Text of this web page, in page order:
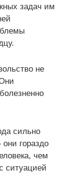
задач им
не
сильно
гораздо
чем
ситуацией